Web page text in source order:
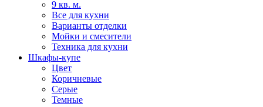
9 кв. м.
Все для кухни
Варианты отделки
Мойки и смесители
Техника для кухни
Шкафы-купе
Цвет
Коричневые
Серые
Темные